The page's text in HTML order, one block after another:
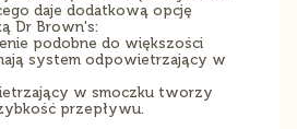
daje dodatkową opcję
Dr Brown's:
podobne do większości
system odpowietrzający w
w smoczku tworzy
przepływu.